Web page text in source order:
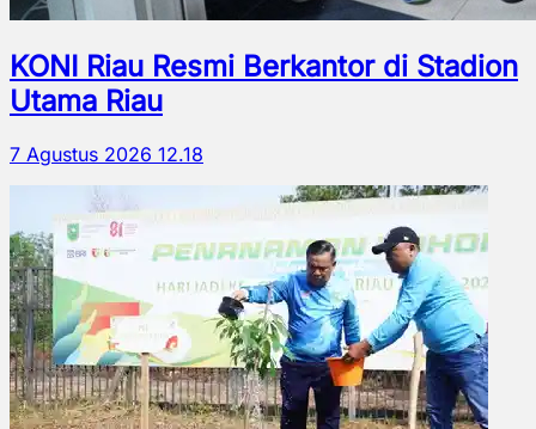
KONI Riau Resmi Berkantor di Stadion
Utama Riau
7 Agustus 2026 12.18